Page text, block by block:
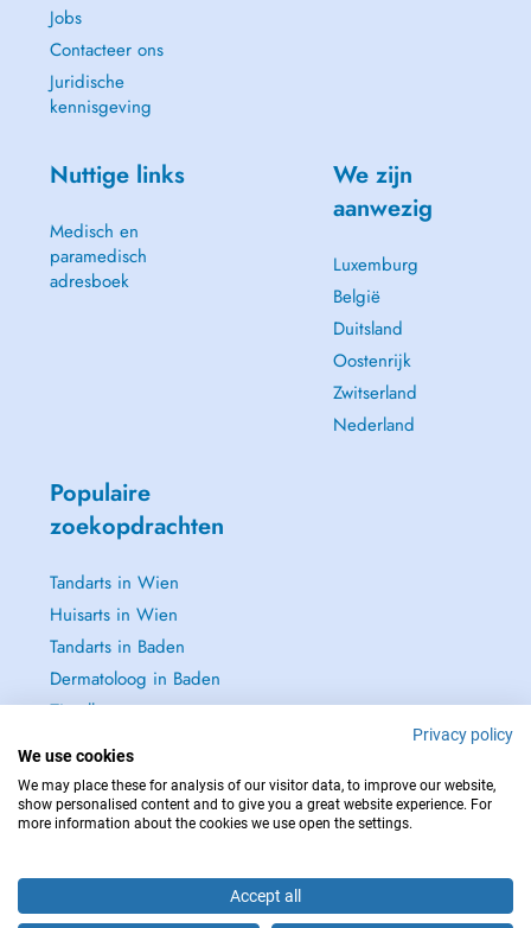
Jobs
Contacteer ons
Juridische
kennisgeving
Nuttige links
Medisch en
paramedisch
adresboek
We zijn
aanwezig
Luxemburg
België
Duitsland
Oostenrijk
Zwitserland
Nederland
Populaire
zoekopdrachten
Tandarts in Wien
Huisarts in Wien
Tandarts in Baden
Dermatoloog in Baden
Zie alle →
NEEM IN GEVAL VAN NOOD CONTACT OP MET : 112
Privacy policy
We use cookies
We may place these for analysis of our visitor data, to improve our website,
show personalised content and to give you a great website experience. For
more information about the cookies we use open the settings.
Accept all